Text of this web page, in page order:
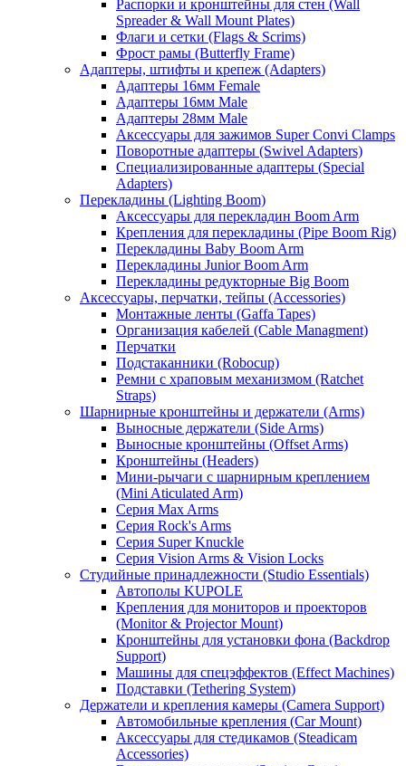
Распорки и кронштейны для стен (Wall
Spreader & Wall Mount Plates)
Флаги и сетки (Flags & Scrims)
Фрост рамы (Butterfly Frame)
Адаптеры, штифты и крепеж (Adapters)
Адаптеры 16мм Female
Адаптеры 16мм Male
Адаптеры 28мм Male
Аксессуары для зажимов Super Convi Clamps
Поворотные адаптеры (Swivel Adapters)
Специализированные адаптеры (Special
Adapters)
Перекладины (Lighting Boom)
Аксессуары для перекладин Boom Arm
Крепления для перекладины (Pipe Boom Rig)
Перекладины Baby Boom Arm
Перекладины Junior Boom Arm
Перекладины редукторные Big Boom
Аксессуары, перчатки, тейпы (Accessories)
Монтажные ленты (Gaffa Tapes)
Организация кабелей (Cable Managment)
Перчатки
Подстаканники (Robocup)
Ремни с храповым механизмом (Ratchet
Straps)
Шарнирные кронштейны и держатели (Arms)
Выносные держатели (Side Arms)
Выносные кронштейны (Offset Arms)
Кронштейны (Headers)
Мини-рычаги с шарнирным креплением
(Mini Aticulated Arm)
Серия Max Arms
Серия Rock's Arms
Серия Super Knuckle
Серия Vision Arms & Vision Locks
Студийные принадлежности (Studio Essentials)
Автополы KUPOLE
Крепления для мониторов и проекторов
(Monitor & Projector Mount)
Кронштейны для установки фона (Backdrop
Support)
Машины для спецэффектов (Effect Machines)
Подставки (Tethering System)
Держатели и крепления камеры (Camera Support)
Автомобильные крепления (Car Mount)
Аксессуары для стедикамов (Steadicam
Accessories)